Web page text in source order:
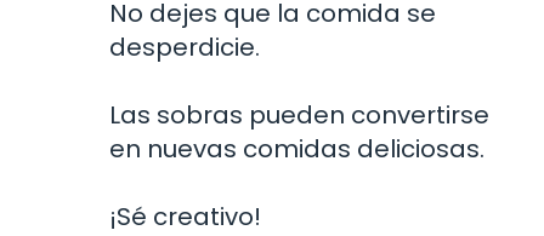
No dejes que la comida se
desperdicie.
Las sobras pueden convertirse
en nuevas comidas deliciosas.
¡Sé creativo!